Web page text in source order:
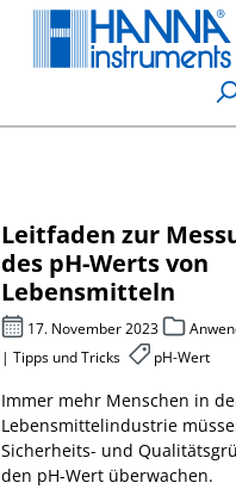
Leitfaden zur
des pH-Werts von
Lebensmitteln
17. November 2023
| Tipps und Tricks
pH-Wert
Immer mehr Menschen in
Lebensmittelindustrie
Sicherheits- und
den pH-Wert überwachen.